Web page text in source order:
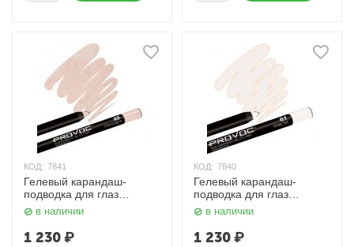
КОД: 7841
Гелевый карандаш-
подводка для глаз
Шиммер, цвет
шампанского Provoc
в наличии
1 230₽
КОД: 7840
Гелевый карандаш-
подводка для глаз
Матовый, белый Provoc
в наличии
1 230₽